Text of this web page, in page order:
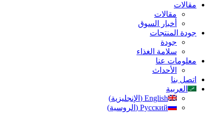
مقالات
مقالات
أخبار السوق
جودة المنتجات
جودة
سلامة الغذاء
معلومات عنا
الأحداث
اتصل بنا
العربية
English
( الإنجليزية)
Русский
( الروسية)